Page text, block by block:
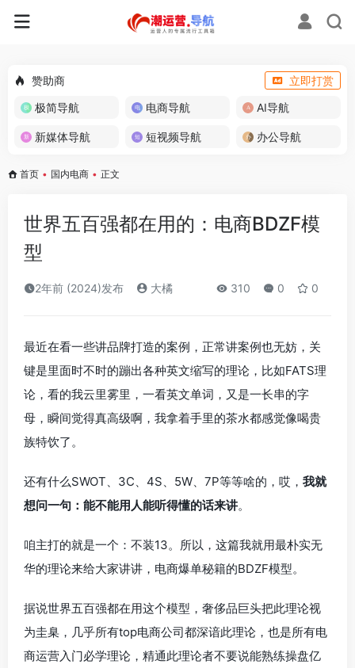
赞助商
立即打赏
极简导航
电商导航 AI导航
新媒体导航 短视频导航 办公导航
首页 • 国内电商 • 正文
世界五百强都在用的：电商BDZF模
型
2年前 (2024)发布 大橘 310 0 0
最近在看一些讲品牌打造的案例，正常讲案例也无妨，关
键是里面时不时的蹦出各种英文缩写的理论，比如FATS理
论，看的我云里雾里，一看英文单词，又是一长串的字
母，瞬间觉得真高级啊，我拿着手里的茶水都感觉像喝贵
族特饮了。
还有什么SWOT、3C、4S、5W、7P等等啥的，哎， 我就
想问一句：能不能用人能听得懂的话来讲。
咱主打的就是一个：不装13。所以，这篇我就用最朴实无
华的理论来给大家讲讲，电商爆单秘籍的BDZF模型。
据说世界五百强都在用这个模型，奢侈品巨头把此理论视
为圭臬，几乎所有top电商公司都深谙此理论，也是所有电
商运营入门必学理论，精通此理论者不要说能熟练操盘亿